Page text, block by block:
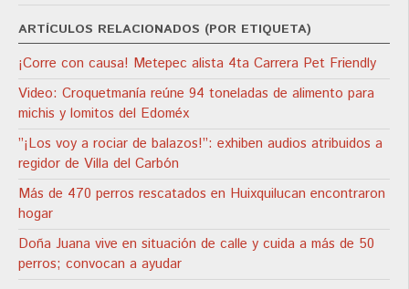
ARTÍCULOS RELACIONADOS (POR ETIQUETA)
¡Corre con causa! Metepec alista 4ta Carrera Pet Friendly
Video: Croquetmanía reúne 94 toneladas de alimento para
michis y lomitos del Edoméx
”¡Los voy a rociar de balazos!”: exhiben audios atribuidos a
regidor de Villa del Carbón
Más de 470 perros rescatados en Huixquilucan encontraron
hogar
Doña Juana vive en situación de calle y cuida a más de 50
perros; convocan a ayudar